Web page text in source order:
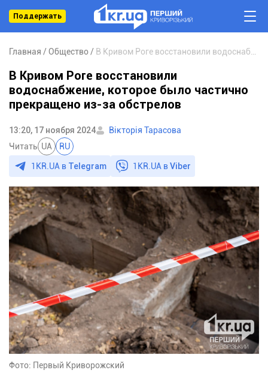
Поддержать
Главная Общество
В Кривом Роге восстановили
водоснабжение, которое было частично
прекращено из-за обстрелов
13:20, 17 ноября 2024
Вікторія Тарасова
Читать UA RU
1KR.UA в Telegram 1KR.UA вViber
Фото: Первый Криворожский